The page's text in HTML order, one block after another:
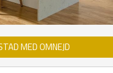
MED OMNEJD